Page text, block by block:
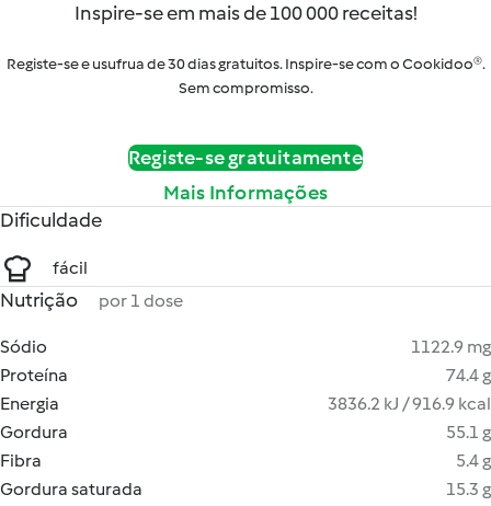
Inspire-se em mais de 100 000 receitas!
Registe-se e usufrua de 30 dias gratuitos. Inspire-se com o Cookidoo®.
Sem compromisso.
Registe-se gratuitamente
Mais Informações
Dificuldade
fácil
Nutrição por 1 dose
Sódio
1122.9 mg
Proteína
74.4 g
Energia
3836.2 kJ / 916.9 kcal
Gordura
55.1 g
Fibra
5.4 g
Gordura saturada
15.3 g